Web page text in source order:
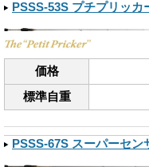
PSSS-53S プチプリッカ
価格
標準自重
PSSS-67S スーパーセン